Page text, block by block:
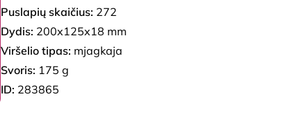
Puslapių skaičius: 272
Dydis: 200x125x18 mm
Viršelio tipas: mjagkaja
Svoris: 175 g
ID: 283865